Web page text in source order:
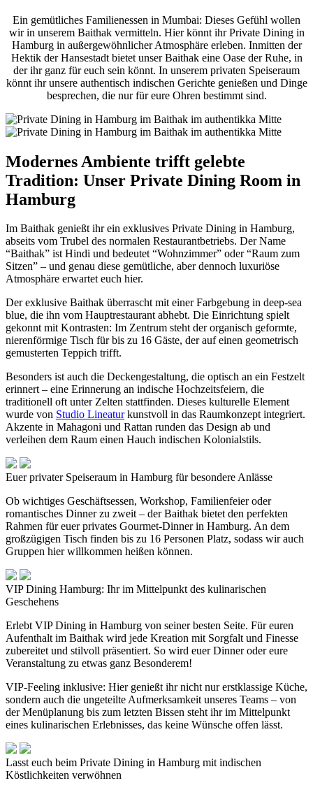
Ein gemütliches Familienessen in Mumbai: Dieses Gefühl wollen
wir in unserem Baithak vermitteln. Hier könnt ihr Private Dining in
Hamburg in außergewöhnlicher Atmosphäre erleben. Inmitten der
Hektik der Hansestadt bietet unser Baithak eine Oase der Ruhe, in
der ihr ganz für euch sein könnt. In unserem privaten Speiseraum
könnt ihr unsere authentisch indischen Gerichte genießen und Dinge
besprechen, die nur für eure Ohren bestimmt sind.
Modernes Ambiente trifft gelebte
Tradition: Unser Private Dining Room in
Hamburg
Im Baithak genießt ihr ein exklusives Private Dining in Hamburg,
abseits vom Trubel des normalen Restaurantbetriebs. Der Name
“Baithak” ist Hindi und bedeutet “Wohnzimmer” oder “Raum zum
Sitzen” – und genau diese gemütliche, aber dennoch luxuriöse
Atmosphäre erwartet euch hier.
Der exklusive Baithak überrascht mit einer Farbgebung in deep-sea
blue, die ihn vom Hauptrestaurant abhebt. Die Einrichtung spielt
gekonnt mit Kontrasten: Im Zentrum steht der organisch geformte,
nierenförmige Tisch für bis zu 16 Gäste, der auf einen geometrisch
gemusterten Teppich trifft.
Besonders ist auch die Deckengestaltung, die optisch an ein Festzelt
erinnert – eine Erinnerung an indische Hochzeitsfeiern, die
traditionell oft unter Zelten stattfinden. Dieses kulturelle Element
wurde von Studio Lineaturkunstvoll in das Raumkonzept integriert.
Akzente in Mahagoni und Rattan runden das Design ab und
verleihen dem Raum einen Hauch indischen Kolonialstils.
Euer privater Speiseraum in Hamburg für besondere Anlässe
Ob wichtiges Geschäftsessen, Workshop, Familienfeier oder
romantisches Dinner zu zweit – der Baithak bietet den perfekten
Rahmen für euer privates Gourmet-Dinner in Hamburg. An dem
großzügigen Tisch finden bis zu 16 Personen Platz, sodass wir auch
Gruppen hier willkommen heißen können.
VIP Dining Hamburg: Ihr im Mittelpunkt des kulinarischen
Geschehens
Erlebt VIP Dining in Hamburg von seiner besten Seite. Für euren
Aufenthalt im Baithak wird jede Kreation mit Sorgfalt und Finesse
zubereitet und stilvoll präsentiert. So wird euer Dinner oder eure
Veranstaltung zu etwas ganz Besonderem!
VIP-Feeling inklusive: Hier genießt ihr nicht nur erstklassige Küche,
sondern auch die ungeteilte Aufmerksamkeit unseres Teams – von
der Menüplanung bis zum letzten Bissen steht ihr im Mittelpunkt
eines kulinarischen Erlebnisses, das keine Wünsche offen lässt.
Lasst euch beim Private Dining in Hamburg mit indischen
Köstlichkeiten verwöhnen